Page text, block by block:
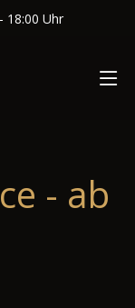
18:00 Uhr
- ab